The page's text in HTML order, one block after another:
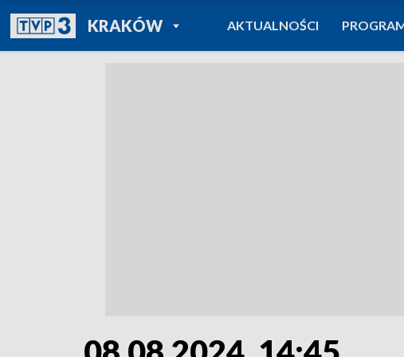
KRAKÓWPOWRÓT DO
TVP REGIONY
AKTUALNOŚCI